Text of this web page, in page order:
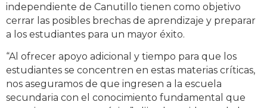
independiente de Canutillo tienen como objetivo
cerrar las posibles brechas de aprendizaje y preparar
a los estudiantes para un mayor éxito.
“Al ofrecer apoyo adicional y tiempo para que los
estudiantes se concentren en estas materias críticas,
nos aseguramos de que ingresen a la escuela
secundaria con el conocimiento fundamental que